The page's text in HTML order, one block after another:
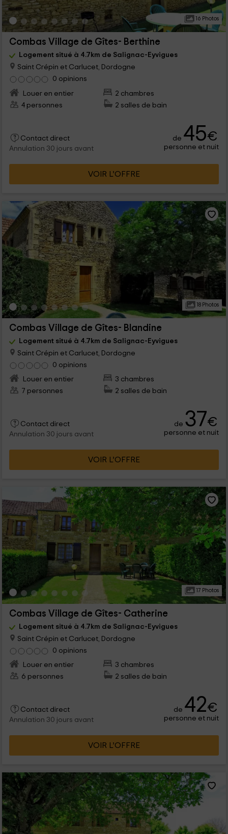
16 Photos
Combas Village de Gîtes- Berthine
Logement situé à 4.7km de Salignac-Eyvigues
Saint Crépin et Carlucet, Dordogne
0 opinions
Louer en entier
2 chambres
4 personnes
2 salles de bain
Contact direct
Annulation 30 jours avant
de 45€
personne et nuit
VOIR L’OFFRE
18 Photos
Combas Village de Gîtes- Blandine
Logement situé à 4.7km de Salignac-Eyvigues
Saint Crépin et Carlucet, Dordogne
0 opinions
Louer en entier
3 chambres
7 personnes
2 salles de bain
Contact direct
Annulation 30 jours avant
de 37€
personne et nuit
VOIR L’OFFRE
17 Photos
Combas Village de Gîtes- Catherine
Logement situé à 4.7km de Salignac-Eyvigues
Saint Crépin et Carlucet, Dordogne
0 opinions
Louer en entier
3 chambres
6 personnes
2 salles de bain
Contact direct
Annulation 30 jours avant
de 42€
personne et nuit
VOIR L’OFFRE